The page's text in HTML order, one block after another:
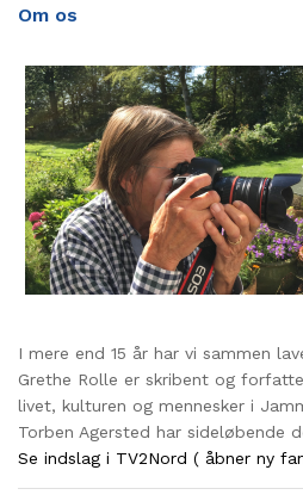
Om os
I mere end 15 år har vi sammen
Grethe Rolle er skribent og
livet, kulturen og mennesker i
Torben Agersted har sideløbende
Se indslag i TV2Nord ( åbner ny